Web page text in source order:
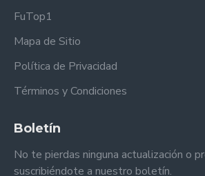
FuTop1
Mapa de Sitio
Política de Privacidad
Términos y Condiciones
Boletín
No te pierdas ninguna actualización o
suscribiéndote a nuestro boletín.